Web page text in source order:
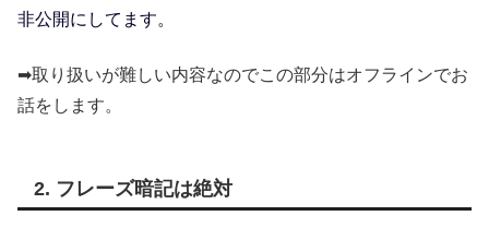
非公開にしてます。
➡取り扱いが難しい内容なのでこの部分はオフラインでお
話をします。
2. フレーズ暗記は絶対